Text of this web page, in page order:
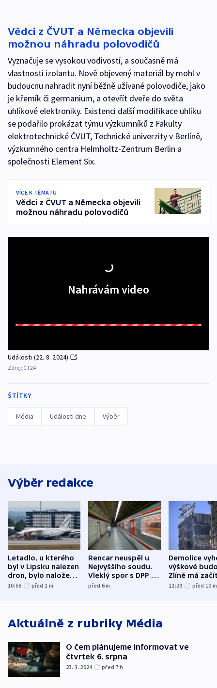
Vědci z ČVUT a Německa objevili
možnou náhradu polovodičů
Vyznačuje se vysokou vodivostí, a současně má
vlastnosti izolantu. Nově objevený materiál by mohl v
budoucnu nahradit nyní běžně užívané polovodiče, jako
je křemík či germanium, a otevřít dveře do světa
uhlíkové elektroniky. Existenci další modifikace uhlíku
se podařilo prokázat týmu výzkumníků z Fakulty
elektrotechnické ČVUT, Technické univerzity v Berlíně,
výzkumného centra Helmholtz-Zentrum Berlin a
společnosti Element Six.
VÍCE K TÉMATU
Vědci z ČVUT a Německa objevili
možnou náhradu polovodičů
Nahrávám video
Události (22. 8. 2024)
Zdroj: ČT24
ŠTÍTKY
Média Události dne Výběr
Výběr redakce
Letadlo, u kterého
byl v Lipsku nalezen
dron, bylo naložené
municí, píší média
10:56 před 1 m
Rencar neuspěl u
Nejvyššího soudu.
Vleklý spor s DPP o
reklamní plochu
před 6m
Demolice
výškové
Zlíně má
odpoledne
12:29 před 10 m
Aktuálně z rubriky Média
O čem plánujeme informovat ve
čtvrtek 6. srpna
23. 3. 2024 před 7 h